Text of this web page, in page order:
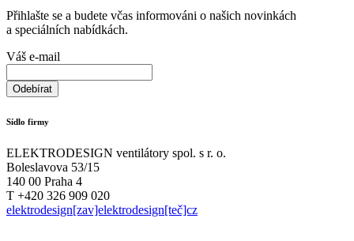
Přihlašte se a budete včas informováni o našich novinkách
a speciálních nabídkách.
Váš e-mail
Sídlo firmy
ELEKTRODESIGN ventilátory spol. s r. o.
Boleslavova 53/15
140 00 Praha 4
T +420 326 909 020
elektrodesign[zav]elektrodesign[teč]cz